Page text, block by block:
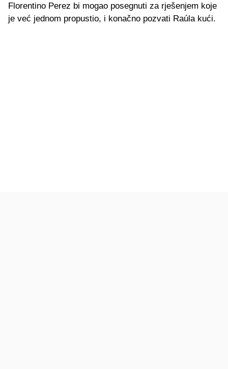
Florentino Perez bi mogao posegnuti za rješenjem koje
je već jednom propustio, i konačno pozvati Raúla kući.